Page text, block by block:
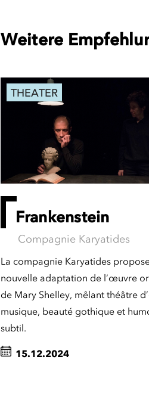
Weitere
THEATER
Frankenstein
Compagnie Karyatides
La compagnie Karyatides
nouvelle adaptation de l’œuvre
de Mary Shelley, mêlant théâtre
musique, beauté gothique et
subtil.
15.12.2024